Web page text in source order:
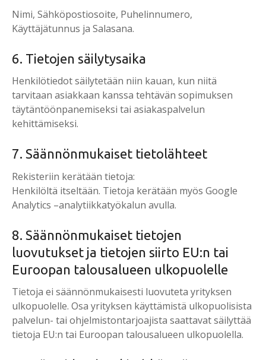
Nimi, Sähköpostiosoite, Puhelinnumero,
Käyttäjätunnus ja Salasana.
6. Tietojen säilytysaika
Henkilötiedot säilytetään niin kauan, kun niitä
tarvitaan asiakkaan kanssa tehtävän sopimuksen
täytäntöönpanemiseksi tai asiakaspalvelun
kehittämiseksi.
7. Säännönmukaiset tietolähteet
Rekisteriin kerätään tietoja:
Henkilöltä itseltään. Tietoja kerätään myös Google
Analytics –analytiikkatyökalun avulla.
8. Säännönmukaiset tietojen
luovutukset ja tietojen siirto EU:n tai
Euroopan talousalueen ulkopuolelle
Tietoja ei säännönmukaisesti luovuteta yrityksen
ulkopuolelle. Osa yrityksen käyttämistä ulkopuolisista
palvelun- tai ohjelmistontarjoajista saattavat säilyttää
tietoja EU:n tai Euroopan talousalueen ulkopuolella.